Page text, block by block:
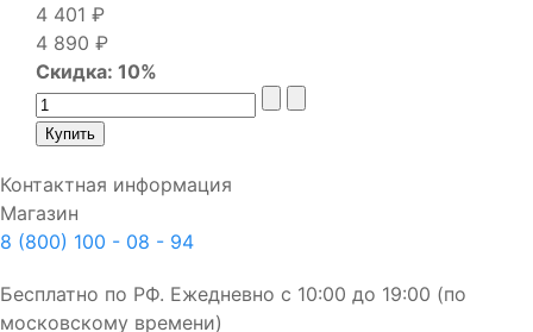
4 401 ₽
4 890 ₽
Скидка: 10%
Контактная информация
Магазин
8 (800) 100 - 08 - 94
Бесплатно по РФ. Ежедневно с 10:00 до 19:00 (по
московскому времени)